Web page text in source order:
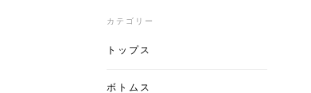
カテゴリー
トップス
ボトムス